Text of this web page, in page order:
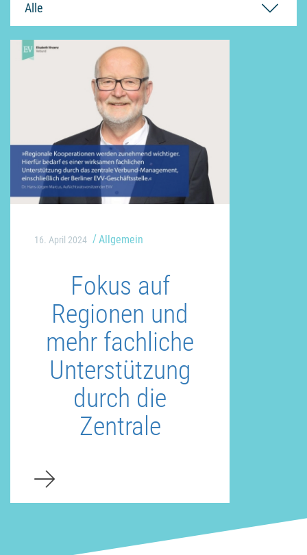
Alle
16. April 2024 Allgemein
Fokus auf
Regionen und
mehr fachliche
Unterstützung
durch die
Zentrale